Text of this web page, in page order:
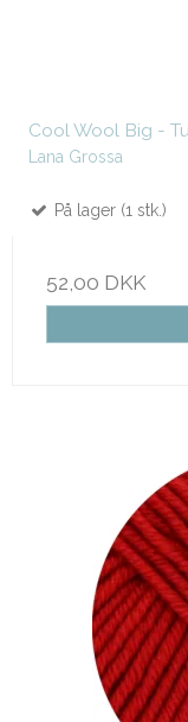
Cool Wool Big -
Lana Grossa
På lager (1 stk.)
52,00 DKK